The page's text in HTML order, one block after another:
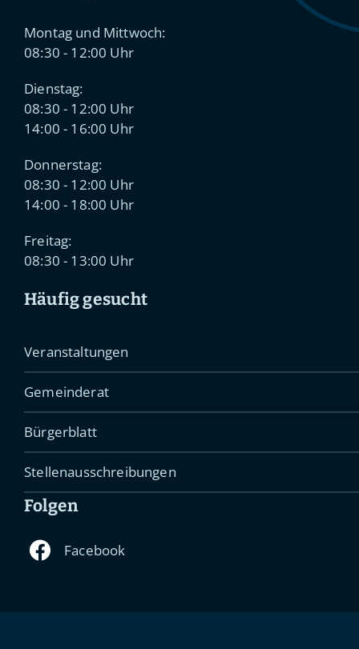
Montag und Mittwoch:
08:30 - 12:00 Uhr
Dienstag:
08:30 - 12:00 Uhr
14:00 - 16:00 Uhr
Donnerstag:
08:30 - 12:00 Uhr
14:00 - 18:00 Uhr
Freitag:
08:30 - 13:00 Uhr
Häufig gesucht
Veranstaltungen
Gemeinderat
Bürgerblatt
Stellenausschreibungen
Folgen